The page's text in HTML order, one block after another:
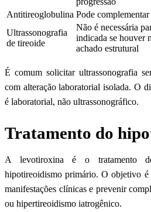
Antitireoglobulina Pode
Ultrassonografia
de tireoide
Não é necessária
indicada se houver
achado estrutural
É comum solicitar ultrassonografia
com alteração laboratorial isolada. O
é laboratorial, não ultrassonográfico.
Tratamento do
A levotiroxina é o tratamento
hipotireoidismo primário. O objetivo
manifestações clínicas e prevenir
ou hipertireoidismo iatrogênico.